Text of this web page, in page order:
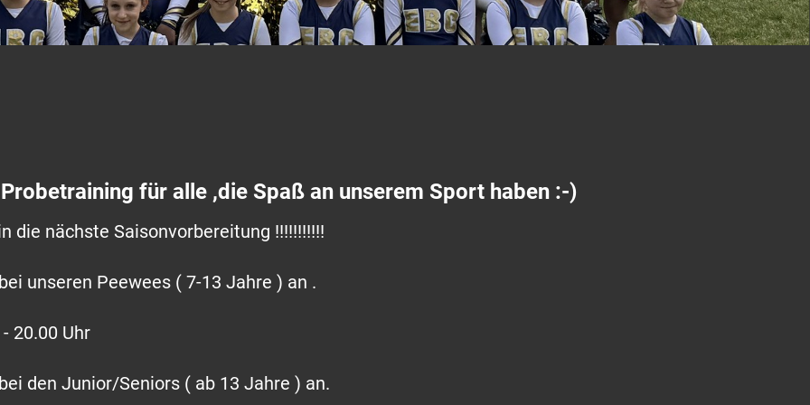
für alle ,die Spaß an unserem Sport haben :-)
die nächste Saisonvorbereitung !!!!!!!!!!!
unseren Peewees ( 7-13 Jahre ) an .
20.00 Uhr
den Junior/Seniors ( ab 13 Jahre ) an.